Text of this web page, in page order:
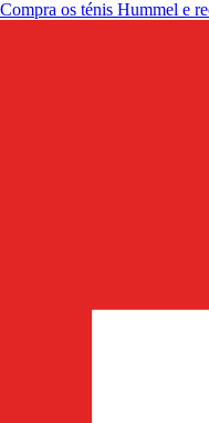
Compra os ténis Hummel e